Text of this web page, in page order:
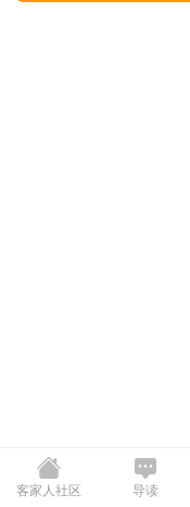
客家人社区 导读